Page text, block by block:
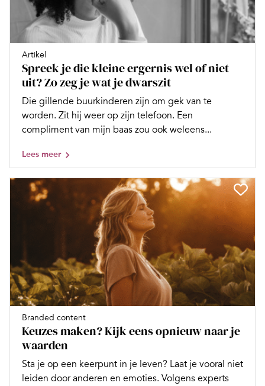
Artikel
Spreek je die kleine ergernis wel of niet
uit? Zo zeg je wat je dwarszit
Die gillende buurkinderen zijn om gek van te
worden. Zit hij weer op zijn telefoon. Een
compliment van mijn baas zou ook weleens...
Lees meer
Branded content
Keuzes maken? Kijk eens opnieuw naar je
waarden
Sta je op een keerpunt in je leven? Laat je vooral niet
leiden door anderen en emoties. Volgens experts